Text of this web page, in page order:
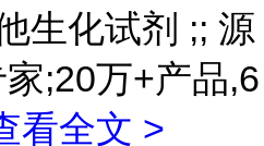
生化试剂 ;; 源
;20万+产品,6
看全文 >